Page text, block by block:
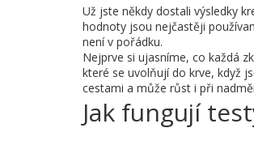
Už jste někdy dostali výsledky
hodnoty jsou nejčastěji
není v pořádku.
Nejprve si ujasníme, co každá
které se uvolňují do krve, když
cestami a může růst i při
Jak fungují